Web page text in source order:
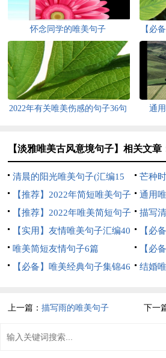
怀念同学的唯美句子
【必
2022年有关唯美伤感的句子36句 通
【淡雅唯美古风意境句子】相关文章
清晨的阳光唯美句子(汇编15
篇)
芒种
【推荐】2022年简短唯美句子
锦集55条
通用
【推荐】2022年唯美简短句子
锦集70句
描写
【实用】友情唯美句子汇编40
条
【必
合集60
唯美简短友情句子6篇
【必
句
【必备】唯美经典句子集锦46
结婚
上一篇：描写雨的唯美句子 下一